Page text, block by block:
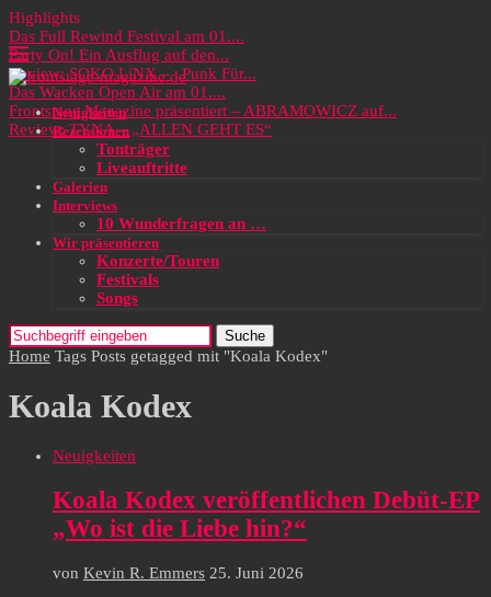
Highlights
Das Full Rewind Festival am 01....
Party On! Ein Ausflug auf den...
Review: SOKO LiNX – „Punk Für...
Das Wacken Open Air am 01....
Frontstage Magazine präsentiert – ABRAMOWICZ auf...
Review: TYNA – „ALLEN GEHT ES“
Neuigkeiten
Rezensionen
Tonträger
Liveauftritte
Galerien
Interviews
10 Wunderfragen an …
Wir präsentieren
Konzerte/Touren
Festivals
Songs
Suche
Home Tags Posts getagged mit "Koala Kodex"
Koala Kodex
Neuigkeiten
Koala Kodex veröffentlichen Debüt-EP
„Wo ist die Liebe hin?“
von Kevin R. Emmers 25. Juni 2026